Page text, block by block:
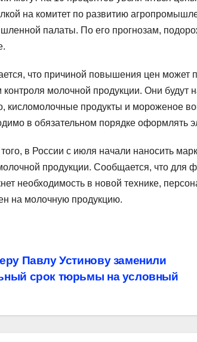
на комитет по развитию
палаты. По его прогнозам,
что причиной повышения цен может
контроля молочной продукции. Они
кисломолочные продукты и мороженое
в обязательном порядке оформлять
в России с июля начали наносить
продукции. Сообщается, что для
необходимость в новой технике,
на молочную продукцию.
Павлу Устинову заменили
срок тюрьмы на условный